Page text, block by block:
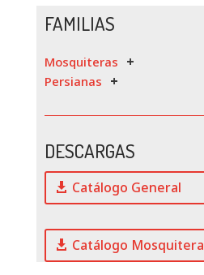
FAMILIAS
Mosquiteras
Persianas
DESCARGAS
Catálogo General
Catálogo Mosquitera